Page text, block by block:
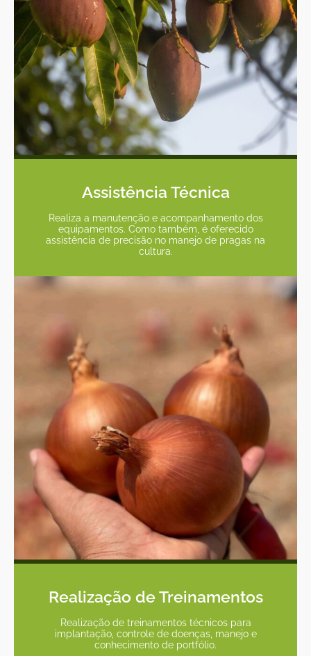
Assistência Técnica
Realiza a manutenção e acompanhamento dos
equipamentos. Como também, é oferecido
assistência de precisão no manejo de pragas na
cultura.
Realização de Treinamentos
Realização de treinamentos técnicos para
implantação, controle de doenças, manejo e
conhecimento de portfólio.